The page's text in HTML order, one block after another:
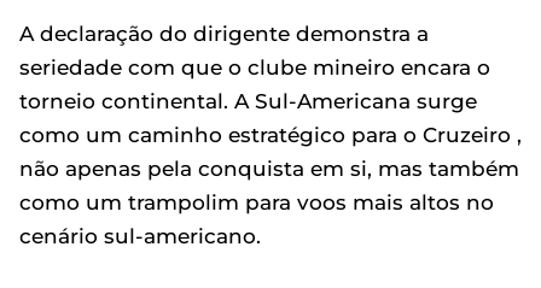
A declaração do dirigente demonstra a
seriedade com que o clube mineiro encara o
torneio continental. A Sul-Americana surge
como um caminho estratégico para o Cruzeiro ,
não apenas pela conquista em si, mas também
como um trampolim para voos mais altos no
cenário sul-americano.